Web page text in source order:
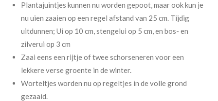
Plantajuintjes kunnen nu worden gepoot, maar ook kun je
nu uien zaaien op een regel afstand van 25 cm. Tijdig
uitdunnen; Ui op 10 cm, stengelui op 5 cm, en bos- en
zilverui op 3 cm
Zaai eens een rijtje of twee schorseneren voor een
lekkere verse groente in de winter.
Worteltjes worden nu op regeltjes in de volle grond
gezaaid.